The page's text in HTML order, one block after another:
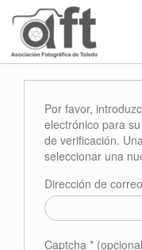
Por favor,
electrónico para
de verificación.
seleccionar una
Dirección de
Captcha *